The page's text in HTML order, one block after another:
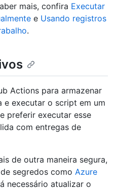
mais, confira Executar
e Usando registros
.
Actions para armazenar
e executar o script em um
preferir executar esse
com entregas de
de outra maneira segura,
segredos como Azure
necessário atualizar o